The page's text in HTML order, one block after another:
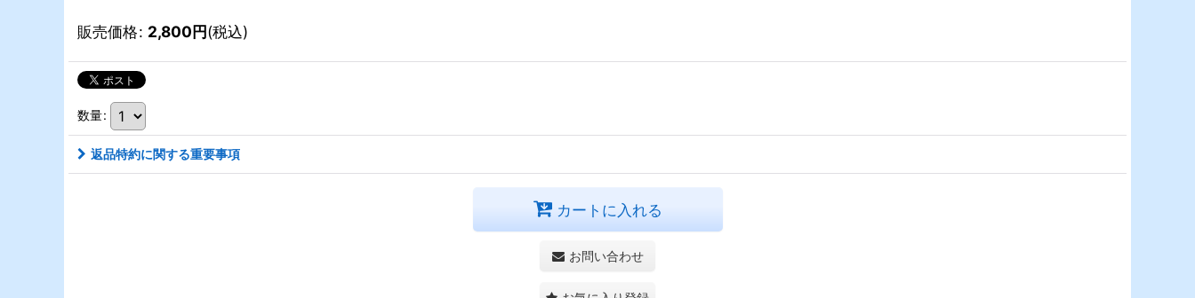
販売価格: 2,800円(税込)
数量:
返品特約に関する重要事項
カートに入れる
お問い合わせ